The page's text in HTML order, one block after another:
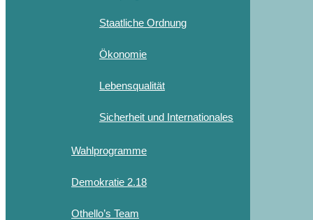
Staatliche Ordnung
Ökonomie
Lebensqualität
Sicherheit und Internationales
Wahlprogramme
Demokratie 2.18
Othello’s Team